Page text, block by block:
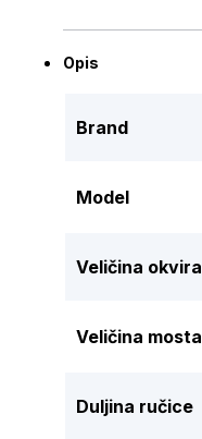
Opis
Brand
Model
Veličina okvira
Veličina mosta
Duljina ručice